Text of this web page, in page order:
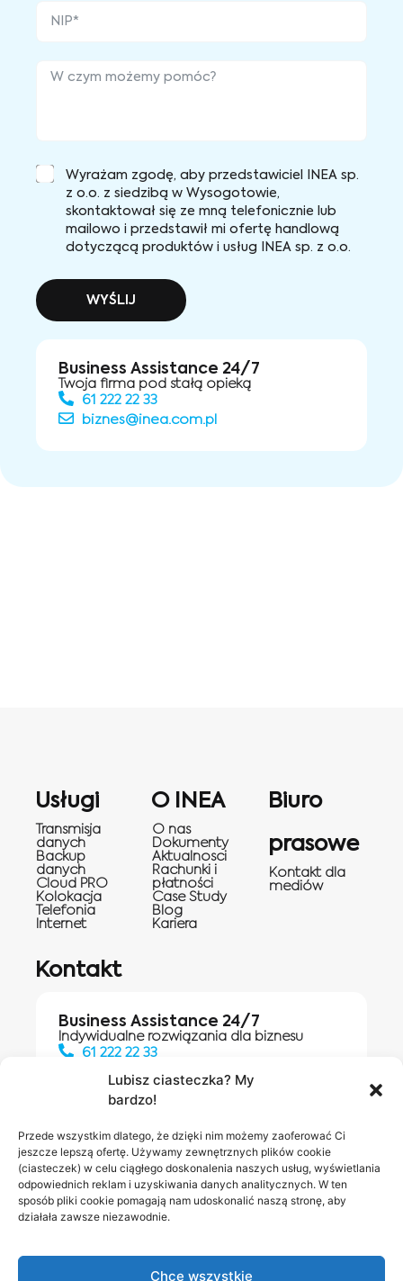
Lubisz ciasteczka? My
bardzo!
Przede wszystkim dlatego, że dzięki nim możemy zaoferować Ci
jeszcze lepszą ofertę. Używamy zewnętrznych plików cookie
(ciasteczek) w celu ciągłego doskonalenia naszych usług, wyświetlania
odpowiednich reklam i uzyskiwania danych analitycznych. W ten
sposób pliki cookie pomagają nam udoskonalić naszą stronę, aby
działała zawsze niezawodnie.
Chcę wszystkie
Wyrażam zgodę, aby przedstawiciel INEA sp.
z o.o. z siedzibą w Wysogotowie,
skontaktował się ze mną telefonicznie lub
mailowo i przedstawił mi ofertę handlową
dotyczącą produktów i usług INEA sp. z o.o.
WYŚLIJ
Business Assistance 24/7
Twoja firma pod stałą opieką
61 222 22 33
biznes@inea.com.pl
Usługi
Transmisja
danych
Backup
danych
Cloud PRO
Kolokacja
Telefonia
Internet
O INEA
O nas
Dokumenty
Aktualnosci
Rachunki i
płatności
Case Study
Blog
Kariera
Biuro
prasowe
Kontakt dla
mediów
Kontakt
Business Assistance 24/7
Indywidualne rozwiązania dla biznesu
61 222 22 33
Salony INEA
Napisz do